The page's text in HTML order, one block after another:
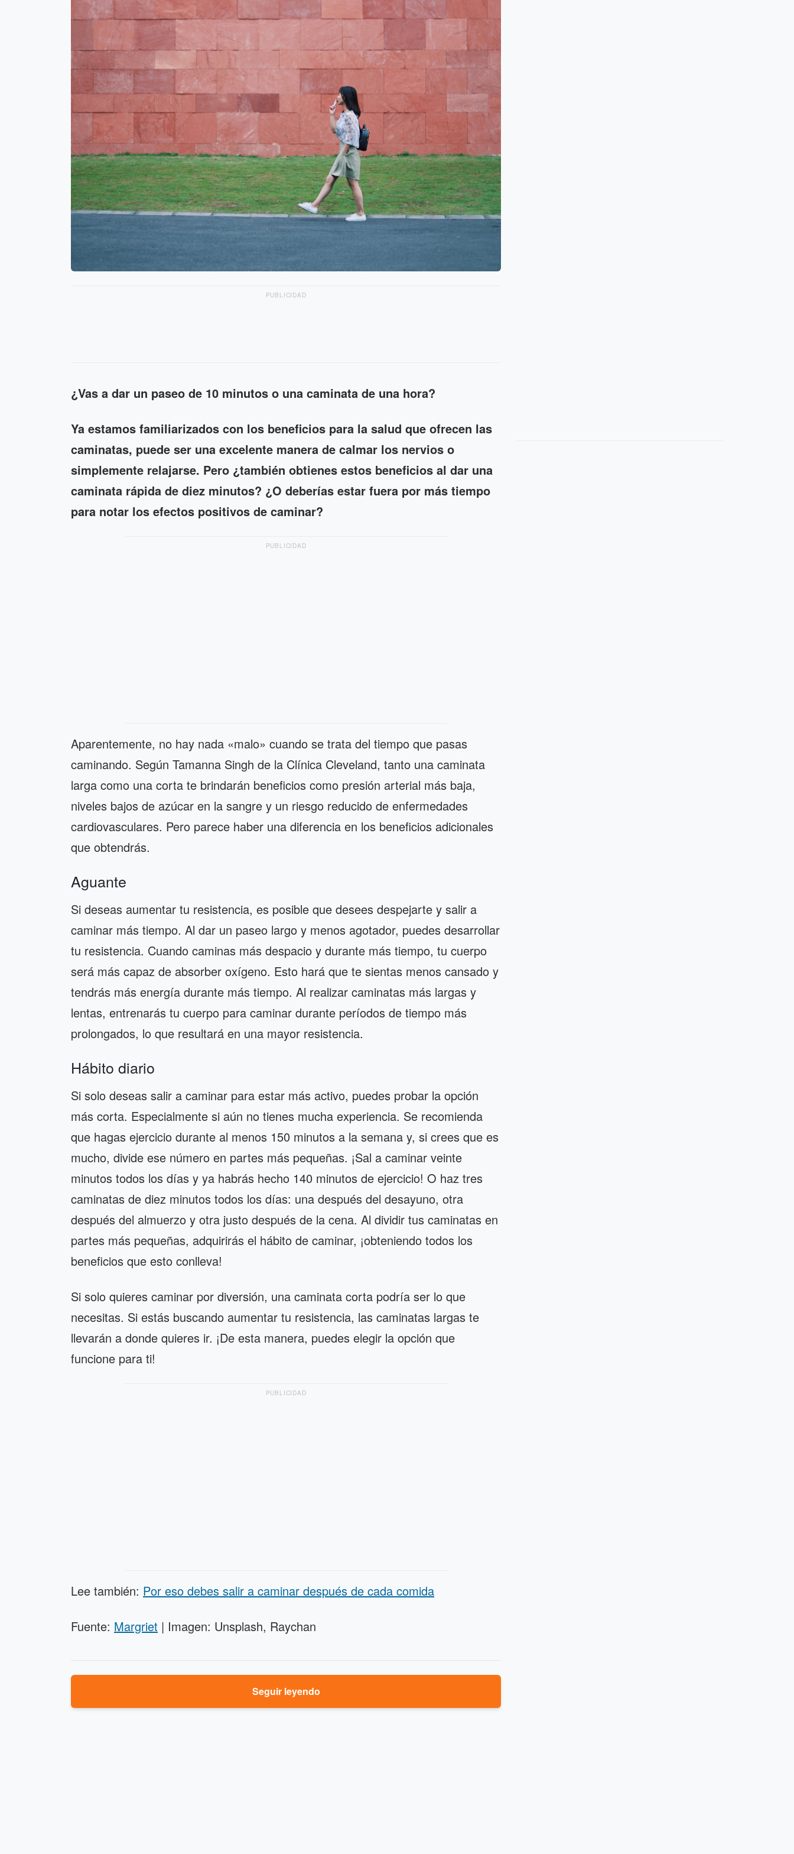
PUBLICIDAD
¿Vas a dar un paseo de 10 minutos o una caminata de una hora?
Ya estamos familiarizados con los beneficios para la salud que ofrecen las
caminatas, puede ser una excelente manera de calmar los nervios o
simplemente relajarse. Pero ¿también obtienes estos beneficios al dar una
caminata rápida de diez minutos? ¿O deberías estar fuera por más tiempo
para notar los efectos positivos de caminar?
PUBLICIDAD
Aparentemente, no hay nada «malo» cuando se trata del tiempo que pasas
caminando. Según Tamanna Singh de la Clínica Cleveland, tanto una caminata
larga como una corta te brindarán beneficios como presión arterial más baja,
niveles bajos de azúcar en la sangre y un riesgo reducido de enfermedades
cardiovasculares. Pero parece haber una diferencia en los beneficios adicionales
que obtendrás.
Aguante
Si deseas aumentar tu resistencia, es posible que desees despejarte y salir a
caminar más tiempo. Al dar un paseo largo y menos agotador, puedes desarrollar
tu resistencia. Cuando caminas más despacio y durante más tiempo, tu cuerpo
será más capaz de absorber oxígeno. Esto hará que te sientas menos cansado y
tendrás más energía durante más tiempo. Al realizar caminatas más largas y
lentas, entrenarás tu cuerpo para caminar durante períodos de tiempo más
prolongados, lo que resultará en una mayor resistencia.
Hábito diario
Si solo deseas salir a caminar para estar más activo, puedes probar la opción
más corta. Especialmente si aún no tienes mucha experiencia. Se recomienda
que hagas ejercicio durante al menos 150 minutos a la semana y, si crees que es
mucho, divide ese número en partes más pequeñas. ¡Sal a caminar veinte
minutos todos los días y ya habrás hecho 140 minutos de ejercicio! O haz tres
caminatas de diez minutos todos los días: una después del desayuno, otra
después del almuerzo y otra justo después de la cena. Al dividir tus caminatas en
partes más pequeñas, adquirirás el hábito de caminar, ¡obteniendo todos los
beneficios que esto conlleva!
Si solo quieres caminar por diversión, una caminata corta podría ser lo que
necesitas. Si estás buscando aumentar tu resistencia, las caminatas largas te
llevarán a donde quieres ir. ¡De esta manera, puedes elegir la opción que
funcione para ti!
PUBLICIDAD
Lee también: Por eso debes salir a caminar después de cada comida
Fuente: Margriet | Imagen: Unsplash, Raychan
Seguir leyendo